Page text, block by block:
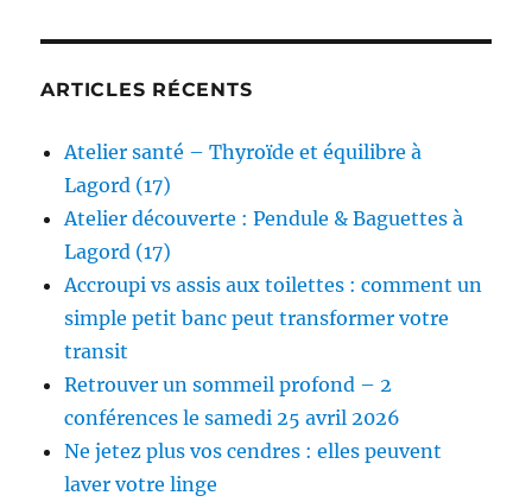
ARTICLES RÉCENTS
Atelier santé – Thyroïde et équilibre à
Lagord (17)
Atelier découverte : Pendule & Baguettes à
Lagord (17)
Accroupi vs assis aux toilettes : comment un
simple petit banc peut transformer votre
transit
Retrouver un sommeil profond – 2
conférences le samedi 25 avril 2026
Ne jetez plus vos cendres : elles peuvent
laver votre linge